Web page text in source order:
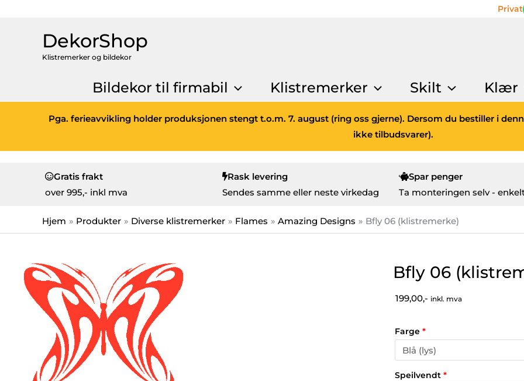
Privat
DekorShop
Klistremerker og bildekor
Bildekor til firmabil Klistremerker Skilt Klær
Pga. ferieavvikling holder produksjonen stengt t.o.m. 7. august (ring oss gjerne). Dersom du bestiller i
ikke tilbudsvarer).
Gratis frakt
over 995,- inkl mva
Rask levering
Sendes samme eller neste virkedag
Spar penger
Ta monteringen selv -
Hjem Produkter Diverse klistremerker Flames Amazing Designs Bfly 06 (klistremerke)
Bfly 06
199,00,- inkl. mva
Farge *
Speilvendt *